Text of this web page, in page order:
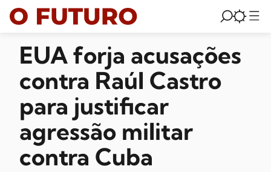
EUA forja acusações
contra Raúl Castro
para justificar
agressão militar
contra Cuba